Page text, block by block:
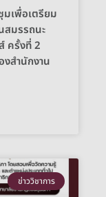
มเพื่อเตรียม
สมรรถนะ
ครั้งที่ 2
สำนักงาน
ข่าววิชาการ